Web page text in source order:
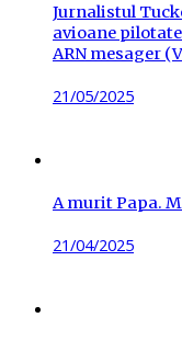
Jurnalistul
avioane
ARN mesager
Posted
21/05/2025
A murit Papa.
Posted
21/04/2025